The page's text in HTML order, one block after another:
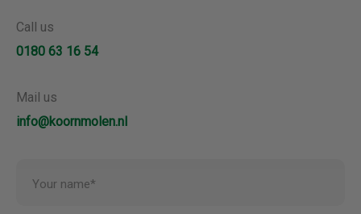
Call us
0180 63 16 54
Mail us
info@koornmolen.nl
Your name*